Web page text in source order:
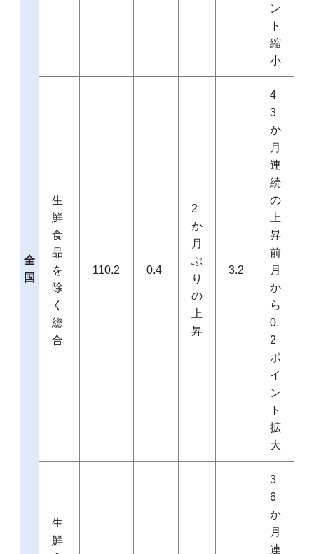
全
国
ン
ト
縮
小
生
鮮
食
品
を
除
く
総
合
110.2 0.4
2
か
月
ぶ
り
の
上
昇
3.2
4
3
か
月
連
続
の
上
昇
前
月
か
ら
0.
2
ポ
イ
ン
ト
拡
大
生
鮮
3
6
か
月
連